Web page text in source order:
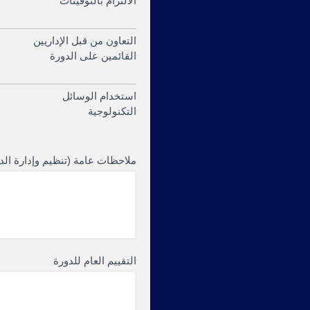
التعاون من قبل الإداريين
القائمين على الدورة
استخدام الوسائل
التكنولوجية
ملاحظات عامة (تنظيم وإدارة
التقييم العام للدورة